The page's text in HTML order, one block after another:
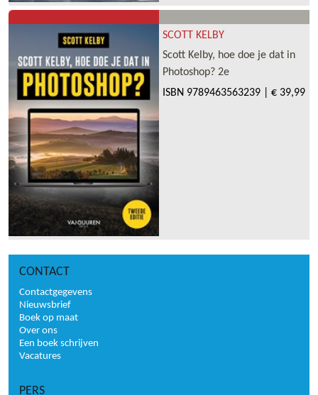
SCOTT KELBY
Scott Kelby, hoe doe je dat in
Photoshop? 2e
ISBN 9789463563239 € 39,99
CONTACT
Contactgegevens
Nieuwsbrief
Boek op maat
Over ons
Een boek schrijven
Vacatures
PERS